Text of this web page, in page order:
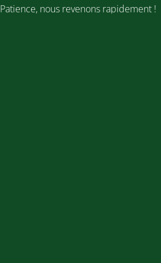
Patience, nous revenons rapidement !